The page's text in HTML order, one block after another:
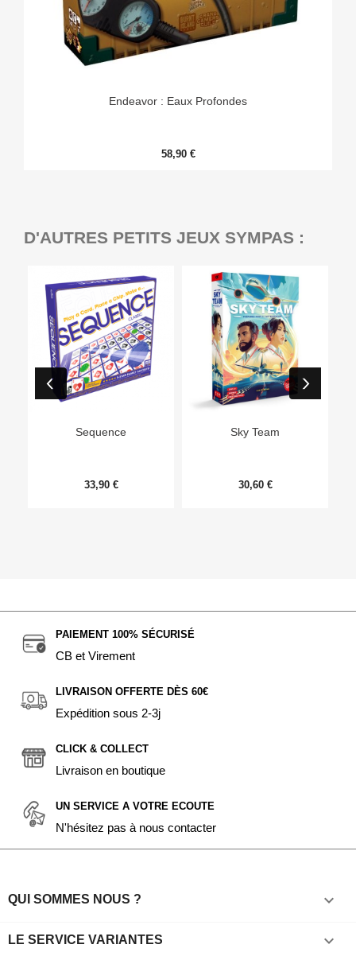
Endeavor : Eaux Profondes
58,90 €
D'AUTRES PETITS JEUX SYMPAS :
Sequence
33,90 €
Sky Team
30,60 €
PAIEMENT 100% SÉCURISÉ
CB et Virement
LIVRAISON OFFERTE DÈS 60€
Expédition sous 2-3j
CLICK & COLLECT
Livraison en boutique
UN SERVICE A VOTRE ECOUTE
N'hésitez pas à nous contacter
QUI SOMMES NOUS ? 
LE SERVICE VARIANTES 